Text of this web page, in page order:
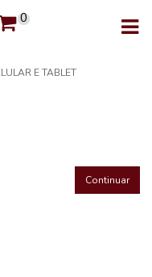
0
E TABLET
Continuar